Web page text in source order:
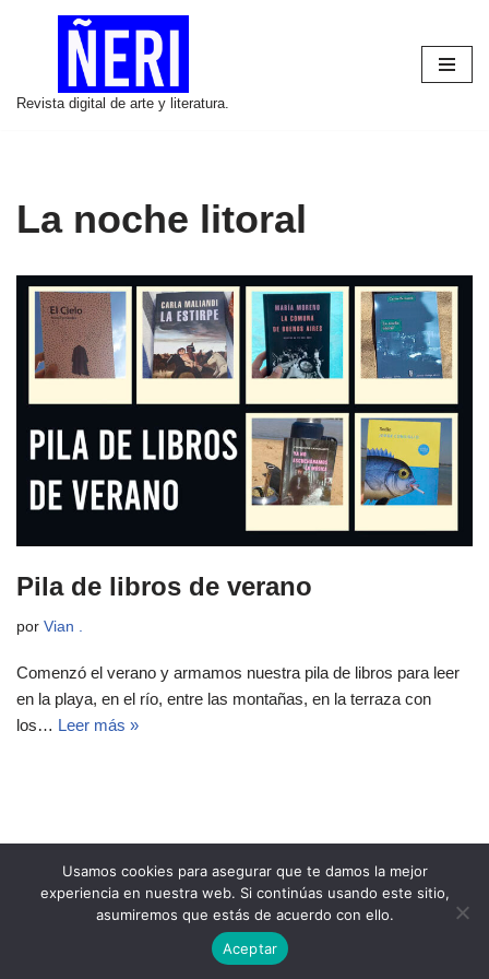
contenido
Revista digital de arte y literatura.
La noche litoral
Pila de libros de verano
por Vian .
Comenzó el verano y armamos nuestra pila de libros para leer
en la playa, en el río, entre las montañas, en la terraza con
los… Leer más »
Copyright 2021 Revista Ñeri
Usamos cookies para asegurar que te damos la mejor
experiencia en nuestra web. Si continúas usando este sitio,
asumiremos que estás de acuerdo con ello.
Aceptar